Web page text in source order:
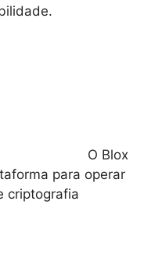
O Blox
para operar
criptografia